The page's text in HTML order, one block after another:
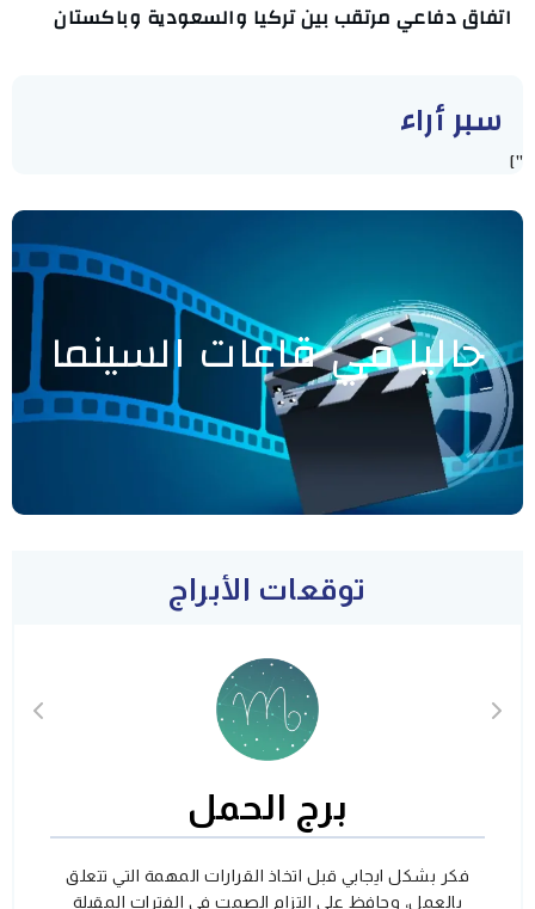
اتفاق دفاعي مرتقب بين تركيا والسعودية وباكستان
سبر أراء
"]
حاليا في قاعات السينما
توقعات الأبراج
برج الحمل
فكر بشكل ايجابي قبل اتخاذ القرارات المهمة التي تتعلق
بالعمل، وحافظ على التزام الصمت في الفترات المقبلة